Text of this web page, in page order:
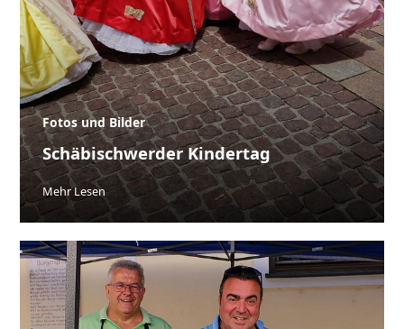
Fotos und Bilder
Schäbischwerder Kindertag
Mehr Lesen